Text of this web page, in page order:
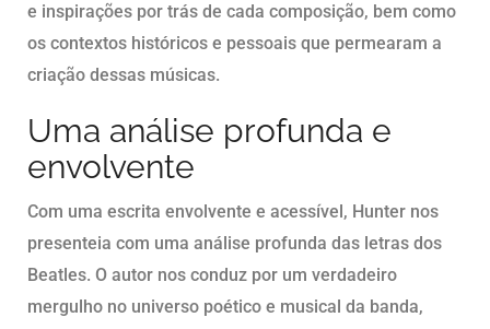
e inspirações por trás de cada composição, bem como
os contextos históricos e pessoais que permearam a
criação dessas músicas.
Uma análise profunda e
envolvente
Com uma escrita envolvente e acessível, Hunter nos
presenteia com uma análise profunda das letras dos
Beatles. O autor nos conduz por um verdadeiro
mergulho no universo poético e musical da banda,